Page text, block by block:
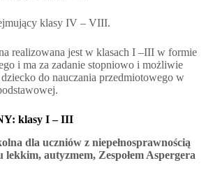
klasy IV – VIII.
realizowana jest w klasach I –III w formie
i ma za zadanie stopniowo i możliwie
do nauczania przedmiotowego w
klasy I – III
dla uczniów z niepełnosprawnością
autyzmem, Zespołem Aspergera